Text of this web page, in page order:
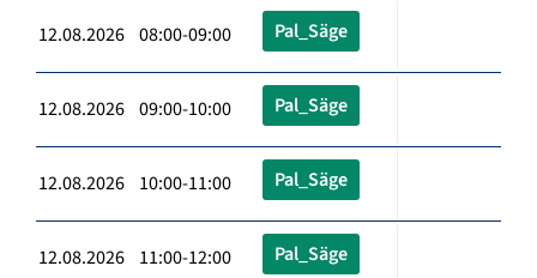
12.08.2026 08:00-09:00 Pal_Säge
12.08.2026 09:00-10:00 Pal_Säge
12.08.2026 10:00-11:00 Pal_Säge
12.08.2026 11:00-12:00 Pal_Säge